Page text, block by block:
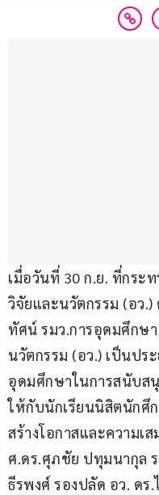
เมื่อวันที่ 30 ก.ย. ที่กระ
วิจัยและนวัตกรรม (อว.)
ทัศน์ รมว.การอุดมศึกษ
นวัตกรรม (อว.) เป็นปร
อุดมศึกษาในการสนับส
ให้กับนักเรียนนิสิตนักศึ
สร้างโอกาสและความเ
ศ.ดร.ศุภชัย ปทุมนากุล
ธีรพงศ์ รองปลัด อว. ดร